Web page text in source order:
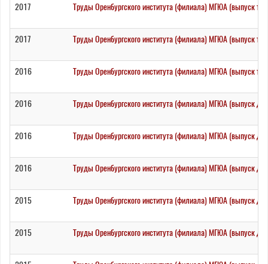
2017 Труды Оренбургского института (филиала) МГЮА (выпуск
2017 Труды Оренбургского института (филиала) МГЮА (выпуск
2016 Труды Оренбургского института (филиала) МГЮА (выпуск
2016 Труды Оренбургского института (филиала) МГЮА (выпуск
2016 Труды Оренбургского института (филиала) МГЮА (выпуск
2016 Труды Оренбургского института (филиала) МГЮА (выпуск
2015 Труды Оренбургского института (филиала) МГЮА (выпуск
2015 Труды Оренбургского института (филиала) МГЮА (выпуск